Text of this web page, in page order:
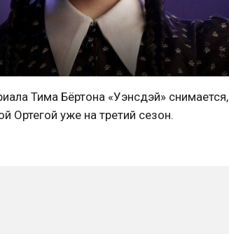
Тима Бёртона «Уэнсдэй»
Ортегой уже на третий сезон.